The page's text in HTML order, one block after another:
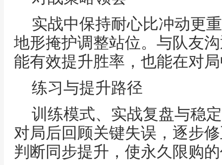
实战中保持耐心比冲动更
地形掩护调整站位。与队友
能有效提升胜率，也能在对
练习与提升路径
训练模式、实战复盘与稳
对局后回顾关键失误，逐步
判断同步提升，使永久限购